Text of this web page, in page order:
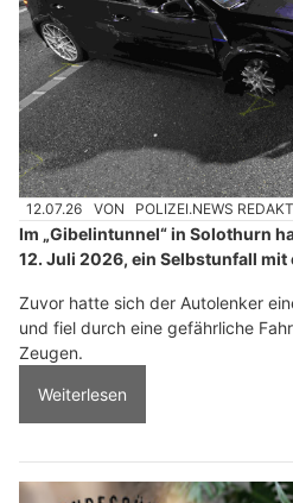
12.07.26 VON POLIZEI.NEWS
Im „Gibelintunnel“ in Solothurn
12. Juli 2026, ein Selbstunfall mit
Zuvor hatte sich der Autolenker
und fiel durch eine gefährliche
Zeugen.
Weiterlesen